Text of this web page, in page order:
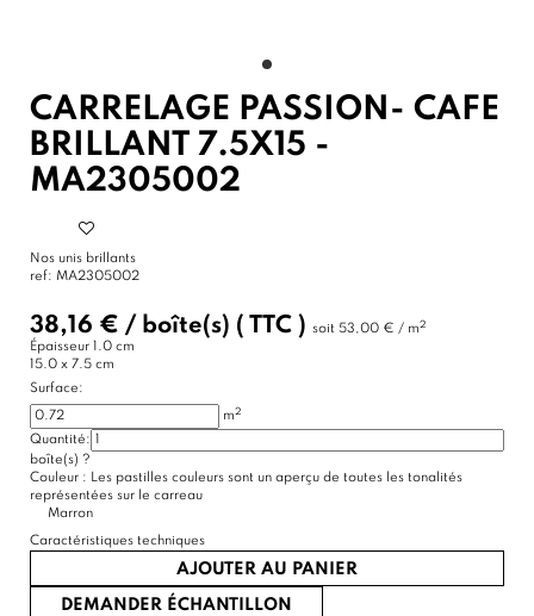
CARRELAGE PASSION- CAFE
BRILLANT 7.5X15 -
MA2305002
Nos unis brillants
ref: MA2305002
38,16 € / boîte(s) ( TTC ) soit 53,00 € / m2
Épaisseur 1.0 cm
15.0 x 7.5 cm
Surface:
m2
Quantité:
boîte(s) ?
Couleur : Les pastilles couleurs sont un aperçu de toutes les tonalités
représentées sur le carreau
Marron
Caractéristiques techniques
AJOUTER AU PANIER
DEMANDER ÉCHANTILLON